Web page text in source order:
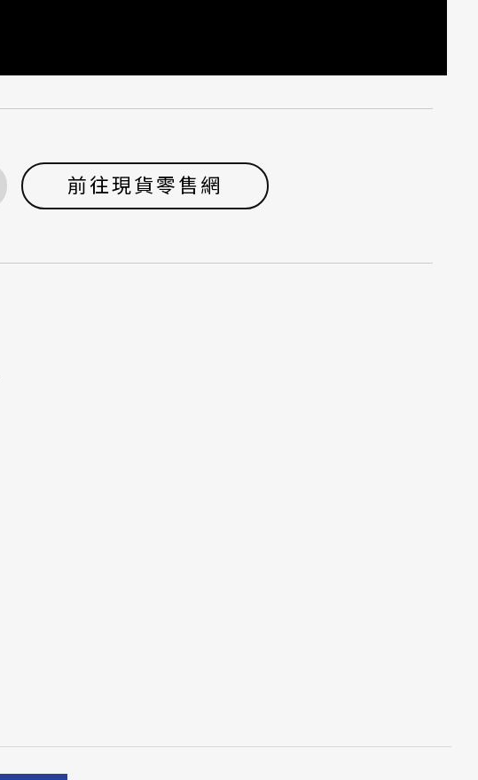
前往現貨零售網